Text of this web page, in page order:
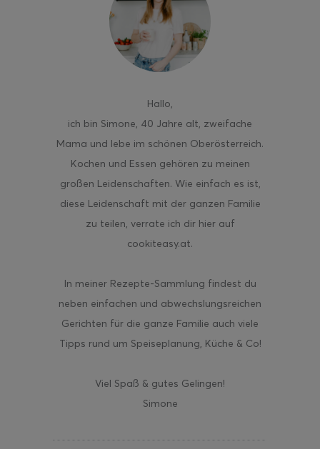
Hallo
ich bin Simone, 40 Jahre alt, zweifache
Mama und lebe im schönen Oberösterreich.
Kochen und Essen gehören zu meinen
großen Leidenschaften. Wie einfach es ist,
diese Leidenschaft mit der ganzen Familie
zu teilen, verrate ich dir hier auf
cookiteasy.at.
In meiner Rezepte-Sammlung findest du
neben einfachen und abwechslungsreichen
Gerichten für die ganze Familie auch viele
Tipps rund um Speiseplanung, Küche & Co!
Viel Spaß & gutes Gelingen!
Simone